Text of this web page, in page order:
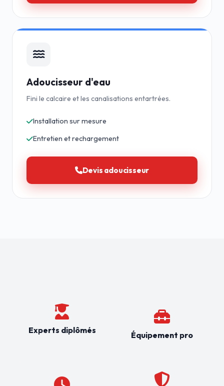
Adoucisseur d'eau
Fini le calcaire et les canalisations entartrées.
Installation sur mesure
Entretien et rechargement
Devis adoucisseur
Experts diplômés Équipement pro